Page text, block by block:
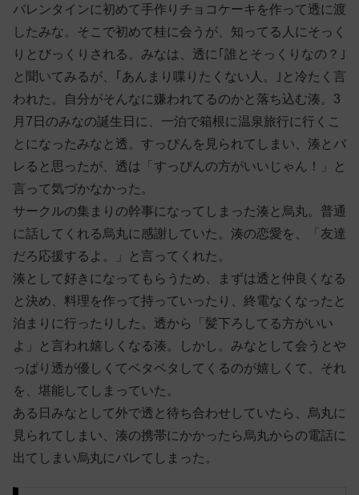
バレンタインに初めて手作りチョコケーキを作って透に渡
したみな。そこで初めて桂に会うが、知ってる人にそっく
りとびっくりされる。みなは、透に｢誰とそっくりなの？｣
と聞いてみるが、｢あんまり喋りたくない人。｣と冷たく言
われた。自分がそんなに嫌われてるのかと落ち込む湊。3
月7日のみなの誕生日に、一泊で箱根に温泉旅行に行くこ
とになったみなと透。すっぴんを見られてしまい、湊とバ
レると思ったが、透は「すっぴんの方がいいじゃん！」と
言って気づかなかった。
サークルの集まりの幹事になってしまった湊と烏丸。普通
に話してくれる烏丸に感謝していた。湊の恋愛を、「友達
だろ応援するよ。」と言ってくれた。
湊として好きになってもらうため、まずは透と仲良くなる
と決め、料理を作って持っていったり、終電なくなったと
泊まりに行ったりした。透から「髪下ろしてる方がいい
よ」と言われ嬉しくなる湊。しかし。みなとして会うとや
っぱり透が優しくてベタベタしてくるのが嬉しくて、それ
を、堪能してしまっていた。
ある日みなとして外で透と待ち合わせしていたら、烏丸に
見られてしまい、湊の携帯にかかったら烏丸からの電話に
出てしまい烏丸にバレてしまった。